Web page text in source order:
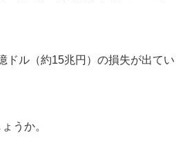
ドル（約15兆円）の損失が出てい
うか。